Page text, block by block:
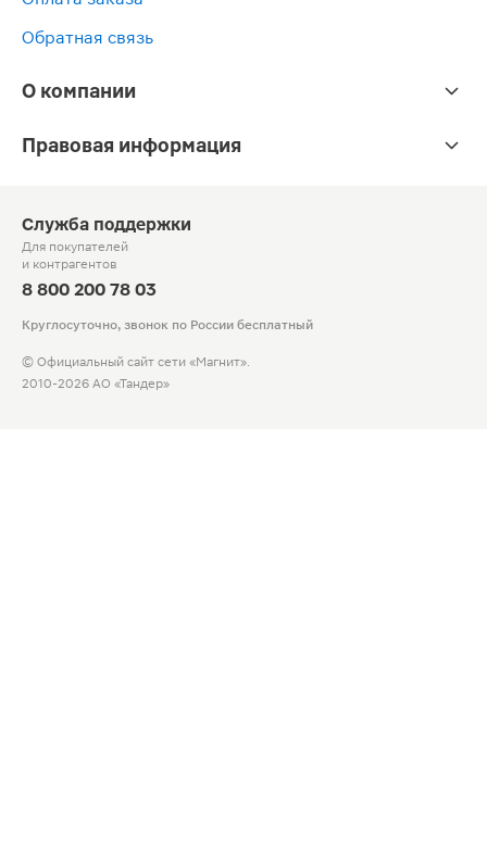
Обратная связь
О компании
Правовая информация
Служба поддержки
Для покупателей
и контрагентов
8 800 200 78 03
Круглосуточно, звонок по России бесплатный
© Официальный сайт сети «Магнит».
2010-2026 АО «Тандер»